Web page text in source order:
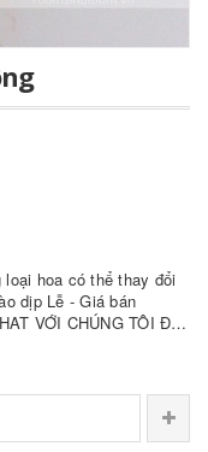
hoa có thể thay đổi
dịp Lễ - Giá bán
VỚI CHÚNG TÔI ĐỂ